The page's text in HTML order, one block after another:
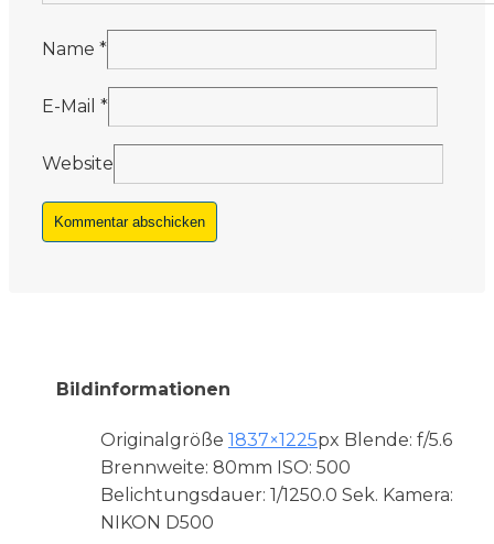
Name *
E-Mail *
Website
Bildinformationen
Originalgröße 1837×1225px Blende: f/5.6
Brennweite: 80mm ISO: 500
Belichtungsdauer: 1/1250.0 Sek. Kamera:
NIKON D500